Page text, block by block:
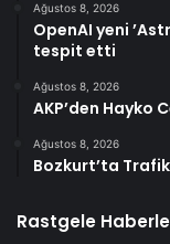
Ağustos 8, 2026
OpenAI yeni
tespit etti
Ağustos 8, 2026
AKP’den Hayko
Ağustos 8, 2026
Bozkurt’ta
Rastgele